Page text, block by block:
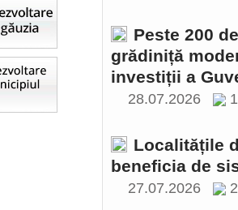
Peste 200
grădiniță
investiții a
28.07.2026
Localitățile
beneficia de
27.07.2026